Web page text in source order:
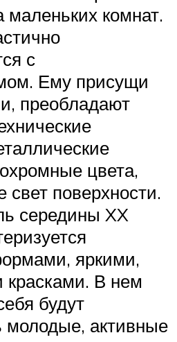
маленьких комнат.
с
Ему присущи
преобладают
цвета,
поверхности.
середины XX
яркими,
В нем
будут
молодые, активные